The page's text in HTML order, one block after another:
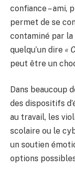
confiance – ami,
permet de se
contaminé par
quelqu’un dire «
peut être un
Dans beaucoup
des dispositifs
au travail, les
scolaire ou le
un soutien
options